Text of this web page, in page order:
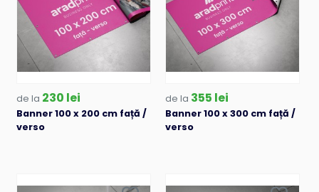
de la 230 lei
Banner 100 x 200 cm față /
verso
de la 355 lei
Banner 100 x 300 cm față /
verso